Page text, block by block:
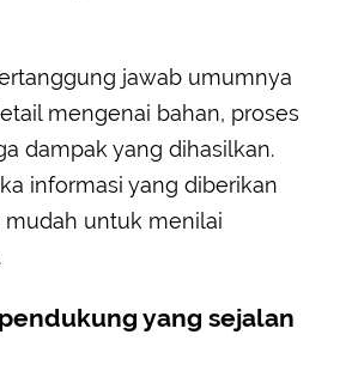
jawab umumnya
mengenai bahan, proses
dampak yang dihasilkan.
informasi yang diberikan
mudah untuk menilai
yang sejalan